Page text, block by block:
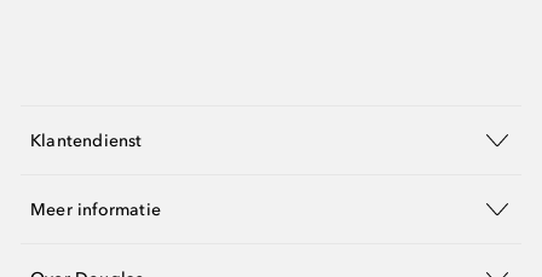
Klantendienst
Meer informatie